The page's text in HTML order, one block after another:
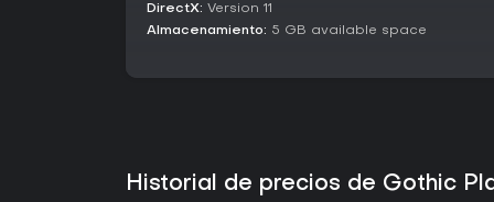
DirectX: Version 11
Almacenamiento: 5 GB available space
Historial de precios de Gothic